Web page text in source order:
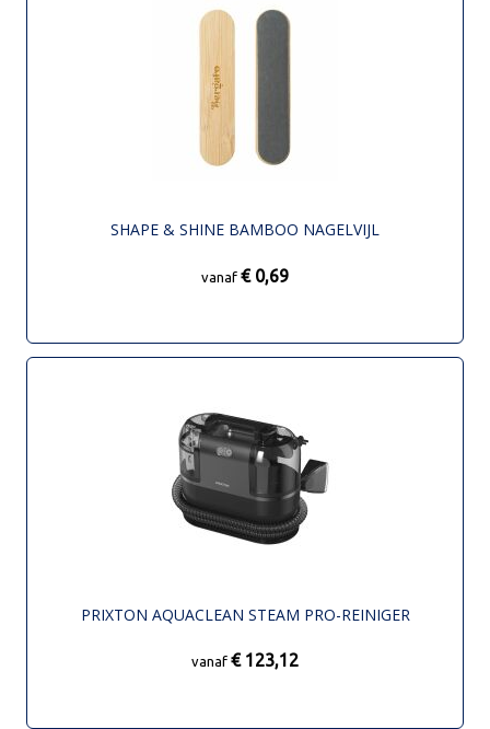
SHAPE & SHINE BAMBOO NAGELVIJL
vanaf € 0,69
PRIXTON AQUACLEAN STEAM PRO-REINIGER
vanaf € 123,12